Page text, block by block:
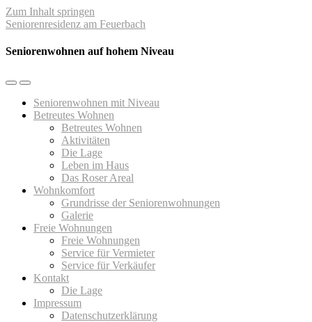
Zum Inhalt springen
Seniorenresidenz am Feuerbach
Seniorenwohnen auf hohem Niveau
Mobil-
umschalten
Suchfeld
umschalten
Seniorenwohnen mit Niveau
Betreutes Wohnen
Betreutes Wohnen
Aktivitäten
Die Lage
Leben im Haus
Das Roser Areal
Wohnkomfort
Grundrisse der Seniorenwohnungen
Galerie
Freie Wohnungen
Freie Wohnungen
Service für Vermieter
Service für Verkäufer
Kontakt
Die Lage
Impressum
Datenschutzerklärung